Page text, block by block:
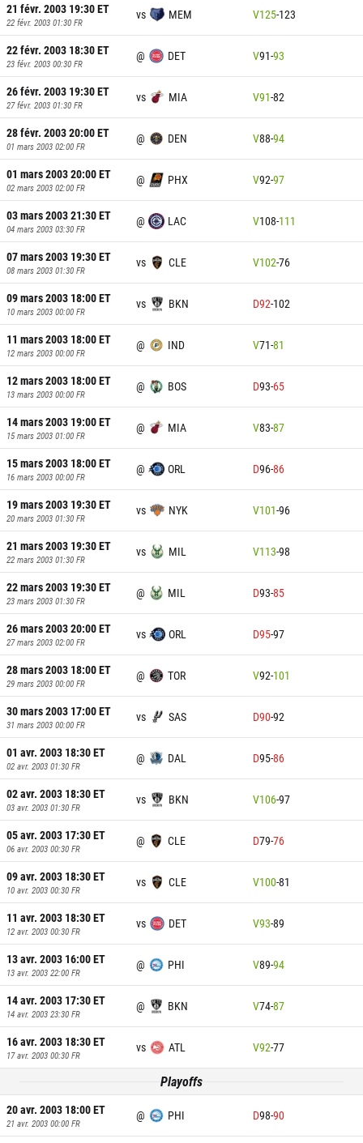
21 févr. 2003 19:30ET
22 févr. 2003 01:30 FR
vs MEM V125-123
22 févr. 2003 18:30ET
23 févr. 2003 00:30 FR
@ DET V91-93
26 févr. 2003 19:30ET
27 févr. 2003 01:30 FR
vs MIA V91-82
28 févr. 2003 20:00ET
01 mars 2003 02:00 FR
@ DEN V88-94
01 mars 2003 20:00ET
02 mars 2003 02:00 FR
@ PHX V92-97
03 mars 2003 21:30ET
04 mars 2003 03:30 FR
@ LAC V108-111
07 mars 2003 19:30ET
08 mars 2003 01:30 FR
vs CLE V102-76
09 mars 2003 18:00ET
10 mars 2003 00:00 FR
vs BKN D92-102
11 mars 2003 18:00ET
12 mars 2003 00:00 FR
@ IND V71-81
12 mars 2003 18:00ET
13 mars 2003 00:00 FR
@ BOS D93-65
14 mars 2003 19:00ET
15 mars 2003 01:00 FR
@ MIA V83-87
15 mars 2003 18:00ET
16 mars 2003 00:00 FR
@ ORL D96-86
19 mars 2003 19:30ET
20 mars 2003 01:30 FR
vs NYK V101-96
21 mars 2003 19:30ET
22 mars 2003 01:30 FR
vs MIL V113-98
22 mars 2003 19:30ET
23 mars 2003 01:30 FR
@ MIL D93-85
26 mars 2003 20:00ET
27 mars 2003 02:00 FR
vs ORL D95-97
28 mars 2003 18:00ET
29 mars 2003 00:00 FR
@ TOR V92-101
30 mars 2003 17:00ET
31 mars 2003 00:00 FR
vs SAS D90-92
01 avr. 2003 18:30ET
02 avr. 2003 01:30 FR
@ DAL D95-86
02 avr. 2003 18:30ET
03 avr. 2003 01:30 FR
vs BKN V106-97
05 avr. 2003 17:30ET
06 avr. 2003 00:30 FR
@ CLE D79-76
09 avr. 2003 18:30ET
10 avr. 2003 00:30 FR
vs CLE V100-81
11 avr. 2003 18:30ET
12 avr. 2003 00:30 FR
vs DET V93-89
13 avr. 2003 16:00ET
13 avr. 2003 22:00 FR
@ PHI V89-94
14 avr. 2003 17:30ET
14 avr. 2003 23:30 FR
@ BKN V74-87
16 avr. 2003 18:30ET
17 avr. 2003 00:30 FR
vs ATL V92-77
Playoffs
20 avr. 2003 18:00ET
21 avr. 2003 00:00 FR
@ PHI D98-90